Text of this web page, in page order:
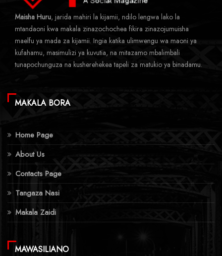
Maisha Huru, jarida mahiri la kijamii, ndilo lengwa lako la
mtandaoni kwa makala zinazochochea fikira zinazojumuisha
maelfu ya mada za kijamii. Ingia katika ulimwengu wa maoni ya
kufahamu, masimulizi ya kuvutia, na mitazamo mbalimbali
tunapochunguza na kusherehekea tapeli za matukio ya binadamu.
MAKALA BORA
Home Page
About Us
Contacts Page
Tangaza Nasi
Makala Zaidi
MAWASILIANO